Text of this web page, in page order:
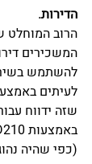
הדירות.
הרוב המוחלט
המשכירים
להשתמש
לעיתים
שזה ידווח
(כפי שהיה